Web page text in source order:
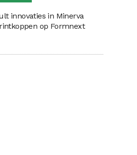
innovaties in Minerva
op Formnext